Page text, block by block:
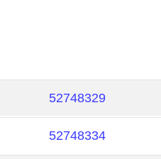
52748329
52748334